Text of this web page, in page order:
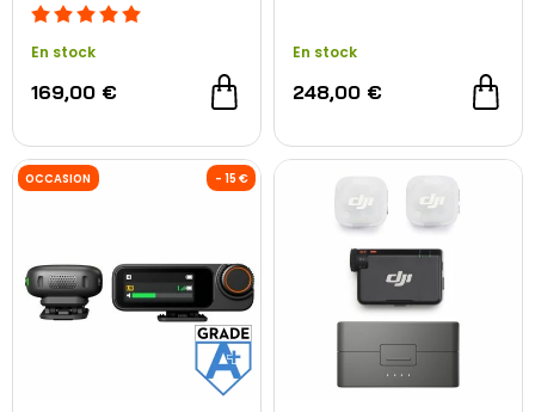
En stock
169,00 €
En stock
248,00 €